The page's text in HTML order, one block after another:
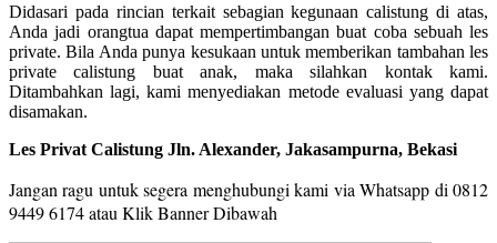
Didasari pada rincian terkait sebagian kegunaan calistung di atas,
Anda jadi orangtua dapat mempertimbangan buat coba sebuah les
private. Bila Anda punya kesukaan untuk memberikan tambahan les
private calistung buat anak, maka silahkan kontak kami.
Ditambahkan lagi, kami menyediakan metode evaluasi yang dapat
disamakan.
Les Privat Calistung Jln. Alexander, Jakasampurna, Bekasi
Jangan ragu untuk segera menghubungi kami via Whatsapp di 0812
9449 6174 atau Klik Banner Dibawah